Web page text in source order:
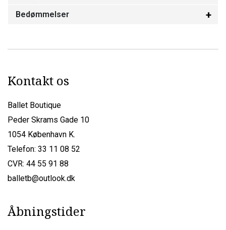
Bedømmelser
Kontakt os
Ballet Boutique
Peder Skrams Gade 10
1054 København K.
Telefon: 33 11 08 52
CVR: 44 55 91 88
balletb@outlook.dk
Åbningstider